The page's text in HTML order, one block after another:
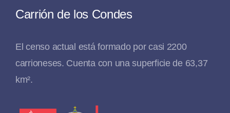
Carrión de los Condes
El censo actual está formado por casi 2200
carrioneses. Cuenta con una superficie de 63,37
km².